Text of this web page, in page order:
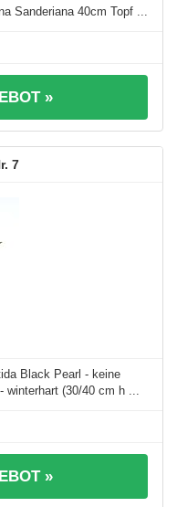
Sanderiana 40cm Topf ...
»
7
Black Pearl - keine
(30/40 cm h ...
»